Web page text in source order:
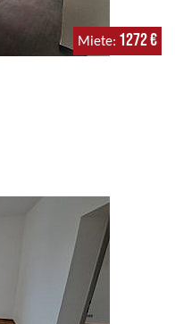
Miete 1272 €